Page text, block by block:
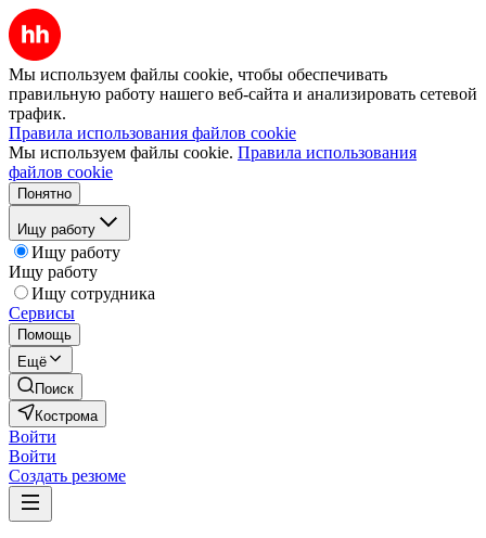
Мы используем файлы cookie, чтобы обеспечивать
правильную работу нашего веб-сайта и анализировать сетевой
трафик.
Правила использования файлов cookie
Мы используем файлы cookie. Правила использования
файлов cookie
Понятно
Ищу работу
Ищу работу
Ищу работу
Ищу сотрудника
Сервисы
Помощь
Ещё
Поиск
Кострома
Войти
Войти
Создать резюме